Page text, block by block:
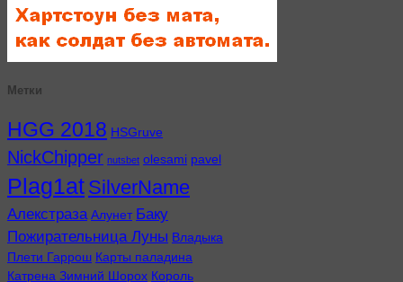
Метки
HGG 2018 HSGruve
NickChipper nutsbet olesami pavel
Plag1at SilverName
Алекстраза Алунет Баку
Пожирательница Луны Владыка
Плети Гаррош Карты паладина
Катрена Зимний Шорох Король